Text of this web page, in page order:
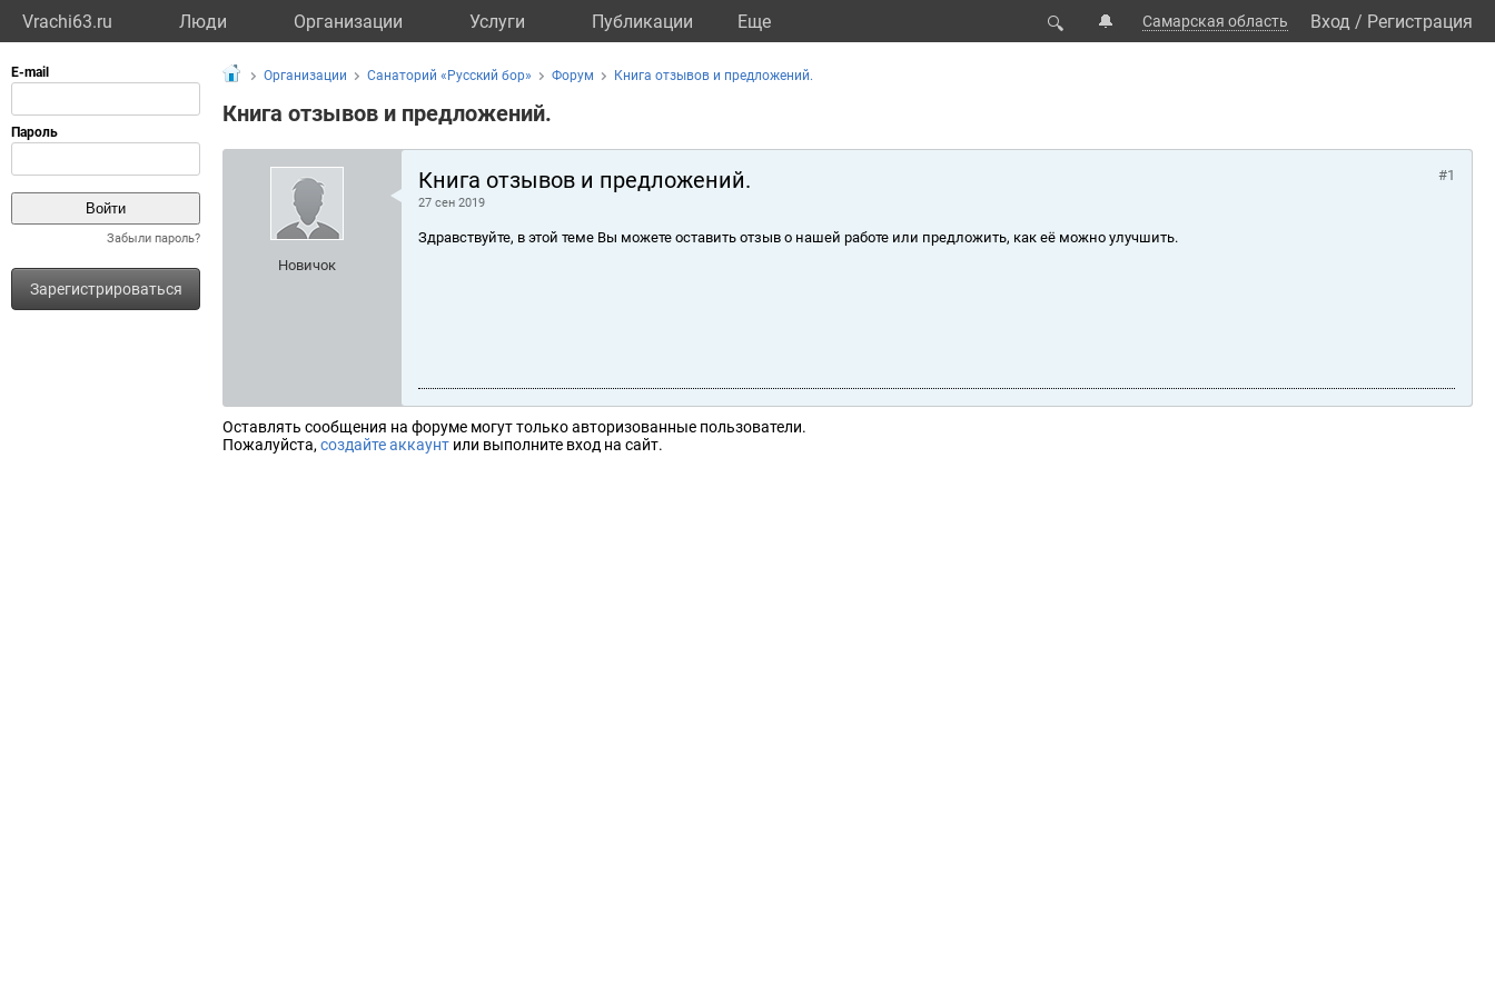
Vrachi63.ru Люди Организации Услуги Публикации Eще 🔍 🔔 Самарская область Вход / Регистрация
Забыли пароль?
Зарегистрироваться
Организации Санаторий «Русский бор» Форум Книга отзывов и предложений.
Книга отзывов и предложений.
Новичок
Книга отзывов и предложений.
27 сен 2019
#1
Здравствуйте, в этой теме Вы можете оставить отзыв о нашей работе или предложить, как её можно улучшить.
Оставлять сообщения на форуме могут только авторизованные пользователи.
Пожалуйста, создайте аккаунт или выполните вход на сайт.